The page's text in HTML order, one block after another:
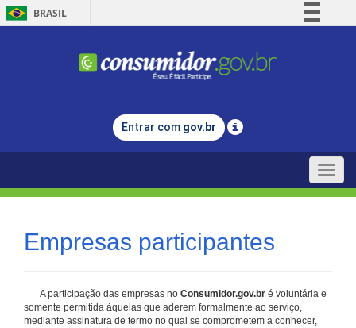
BRASIL
Comunica BR
Legislação
Entrar com gov.br
Toggle
Empresas participantes
A participação das empresas no Consumidor.gov.br é voluntária e
somente permitida àquelas que aderem formalmente ao serviço,
mediante assinatura de termo no qual se comprometem a conhecer,